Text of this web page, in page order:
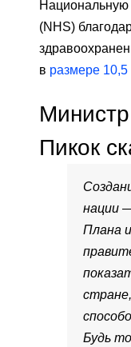
Национальную
(NHS)
в размере 10,5
Пикок
нации
Плана
Будь